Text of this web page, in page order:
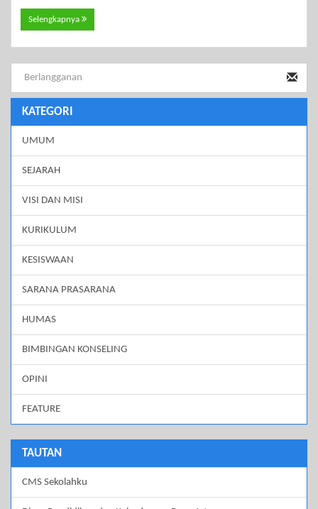
Selengkapnya
KATEGORI
UMUM
SEJARAH
VISI DAN MISI
KURIKULUM
KESISWAAN
SARANA PRASARANA
HUMAS
BIMBINGAN KONSELING
OPINI
FEATURE
TAUTAN
CMS Sekolahku